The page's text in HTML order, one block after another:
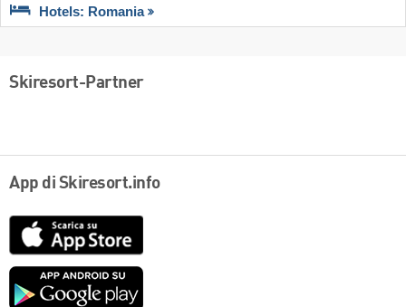
Hotels: Romania
Skiresort-Partner
App di Skiresort.info
Google